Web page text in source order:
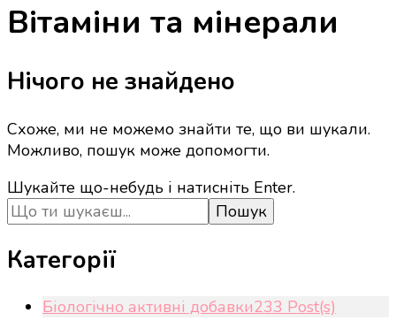
Вітаміни та мінерали
Нічого не знайдено
Схоже, ми не можемо знайти те, що ви шукали.
Можливо, пошук може допомогти.
Шукаєте
щось?
Шукайте що-небудь і натисніть Enter.
Категорії
Біологічно активні добавки233 Post(s)